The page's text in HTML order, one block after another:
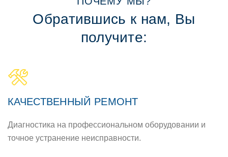
Обратившись к нам, Вы
получите:
КАЧЕСТВЕННЫЙ РЕМОНТ
Диагностика на профессиональном оборудовании и
точное устранение неисправности.